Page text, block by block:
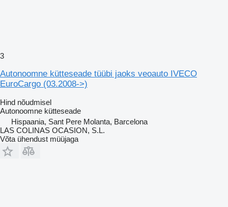
3
Autonoomne kütteseade tüübi jaoks veoauto IVECO
EuroCargo (03.2008->)
Hind nõudmisel
Autonoomne kütteseade
Hispaania, Sant Pere Molanta, Barcelona
LAS COLINAS OCASION, S.L.
Võta ühendust müüjaga